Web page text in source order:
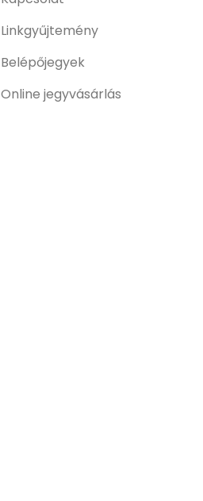
Linkgyűjtemény
Belépőjegyek
Online jegyvásárlás